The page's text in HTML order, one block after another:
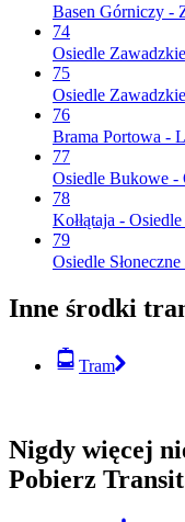
Basen Górniczy -
74
Osiedle
75
Osiedle
76
Brama Portowa -
77
Osiedle Bukowe -
78
Kołłątaja -
79
Osiedle
Inne środki
Tram
Nigdy więcej
Pobierz